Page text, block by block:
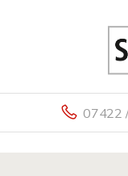
07422